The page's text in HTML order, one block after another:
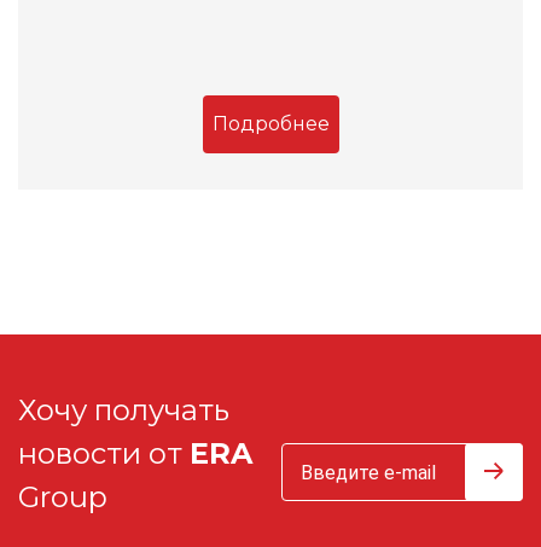
Подробнее
Хочу получать
новости от ERA
Group